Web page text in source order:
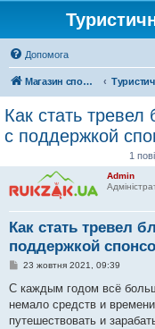
Допомога
Магазин спорядження
Как стать тревел
с поддержкой
1
Admin
Как стать тревел
поддержкой
П
в
д
о
23 жовтня 2021, 09:39
С каждым годом всё
немало средств и
путешествовать и